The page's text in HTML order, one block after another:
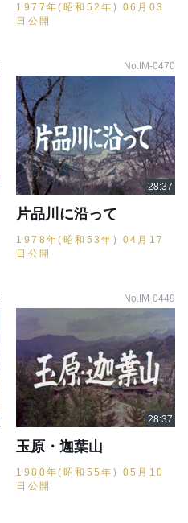
1977年(昭和52年) 06月03
日公開
No.IM-0470
片品川に沿って
1978年(昭和53年) 04月17
日公開
No.IM-0449
玉原・迦葉山
1980年(昭和55年) 05月10
日公開